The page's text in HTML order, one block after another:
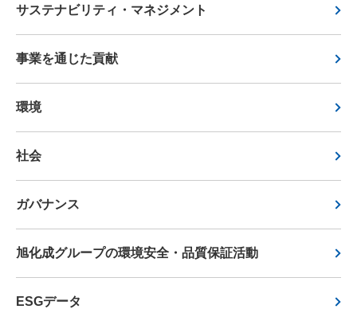
サステナビリティ・マネジメント
事業を通じた貢献
環境
社会
ガバナンス
旭化成グループの環境安全・品質保証活動
ESGデータ